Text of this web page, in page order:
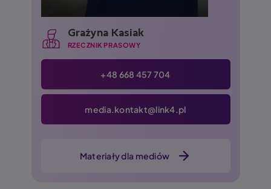
Grażyna Kasiak
RZECZNIK PRASOWY
+48 668 457 704
media.kontakt@link4.pl
Materiały dla mediów